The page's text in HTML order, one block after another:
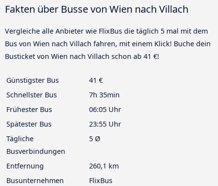
Fakten über Busse von Wien nach Villach
Vergleiche alle Anbieter wie FlixBus die täglich 5 mal mit dem
Bus von Wien nach Villach fahren, mit einem Klick! Buche dein
Busticket von Wien nach Villach schon ab 41 €!
Günstigster Bus
41 €
Schnellster Bus
7h 35min
Frühester Bus
06:05 Uhr
Spätester Bus
23:55 Uhr
Tägliche
Busverbindungen
5 Ø
Entfernung
260,1 km
Busunternehmen
FlixBus